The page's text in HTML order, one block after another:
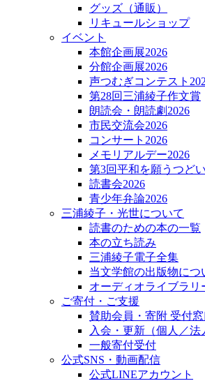
グッズ（通販）
リキュールショップ
イベント
本館企画展2026
分館企画展2026
声つむぎコンテスト
第28回三浦綾子作文賞
朗読会・朗読劇2026
市民交流会2026
コンサート2026
メモリアルデー2026
第3回平和を願うつどい
読書会2026
青少年弁論2026
三浦綾子・光世について
読書のための本の一覧
本の立ち読み
三浦綾子電子全集
当文学館の出版物につ
オーディオライブラリ
ご寄付・ご支援
賛助会員・寄附 受付窓
入会・更新（個人／法
一般寄付受付
公式SNS・動画配信
公式LINEアカウント